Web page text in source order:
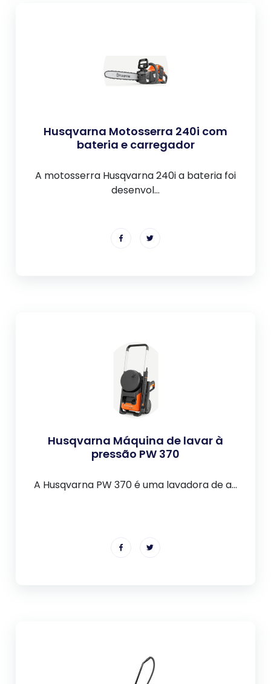
Husqvarna Motosserra 240i​ com
bateria e carregador
A motosserra Husqvarna 240i a bateria foi
desenvol...
Husqvarna Máquina de lavar à
pressão PW 370
A Husqvarna PW 370 é uma lavadora de a...